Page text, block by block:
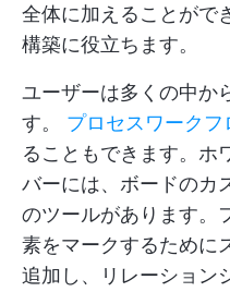
全体に加えることがで
構築に役立ちます。
ユーザーは多くの中か
す。 プロセスワークフ
ることもできます。ホ
バーには、ボードのカ
のツールがあります。
素をマークするために
追加し、リレーション